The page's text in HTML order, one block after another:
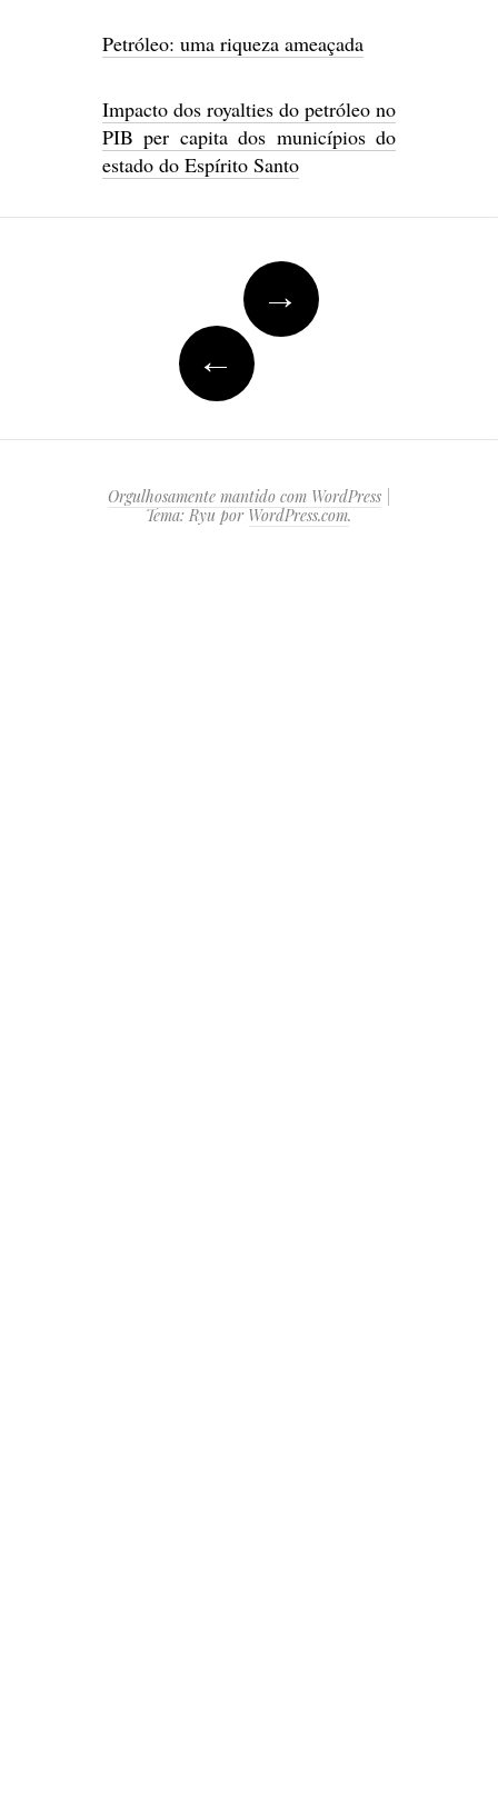
Petróleo: uma riqueza ameaçada
Impacto dos royalties do petróleo no
PIB per capita dos municípios do
estado do Espírito Santo
Navegação
Posts
→
←
Orgulhosamente mantido com WordPress
Tema: Ryu por WordPress.com.